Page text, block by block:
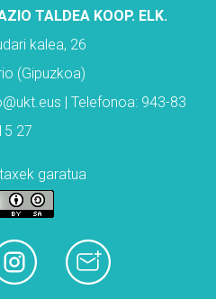
TALDEA KOOP. ELK.
kalea, 26
(Gipuzkoa)
| Telefonoa: 943-83
27
garatua